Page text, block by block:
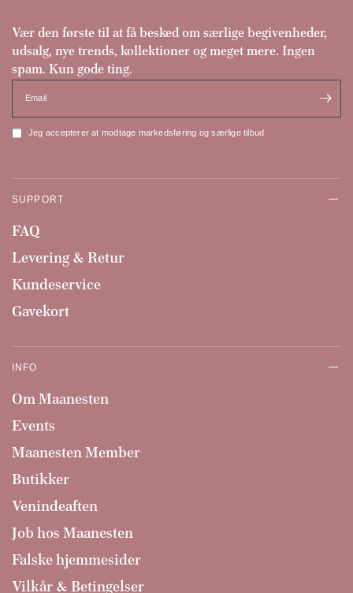
Vær den første til at få besked om særlige begivenheder,
udsalg, nye trends, kollektioner og meget mere. Ingen
spam. Kun gode ting.
Email
Jeg accepterer at modtage markedsføring og særlige tilbud
SUPPORT
FAQ
Levering & Retur
Kundeservice
Gavekort
INFO
Om Maanesten
Events
Maanesten Member
Butikker
Venindeaften
Job hos Maanesten
Falske hjemmesider
Vilkår & Betingelser